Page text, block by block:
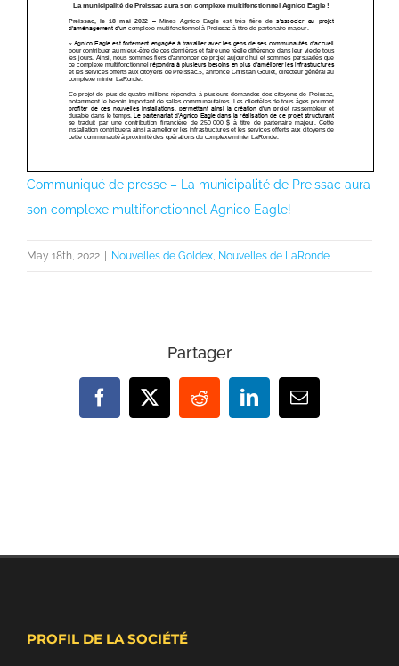
Communiqué de presse – La municipalité de Preissac aura
son complexe multifonctionnel Agnico Eagle!
May 18th, 2022 | Nouvelles de Goldex Nouvelles de LaRonde
Partager
Facebook
X RedditLinkedInEmail
PROFIL DE LA SOCIÉTÉ